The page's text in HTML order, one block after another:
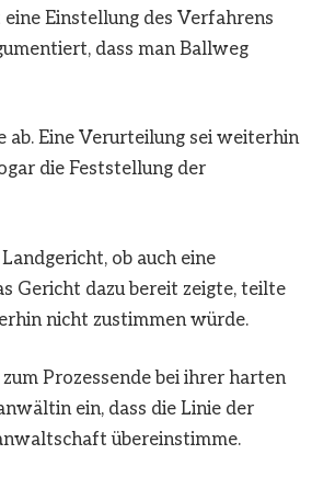
Einstellung des Verfahrens
dass man Ballweg
Eine Verurteilung sei weiterhin
die Feststellung der
ob auch eine
Gericht dazu bereit zeigte, teilte
nicht zustimmen würde.
Prozessende bei ihrer harten
ein, dass die Linie der
übereinstimme.